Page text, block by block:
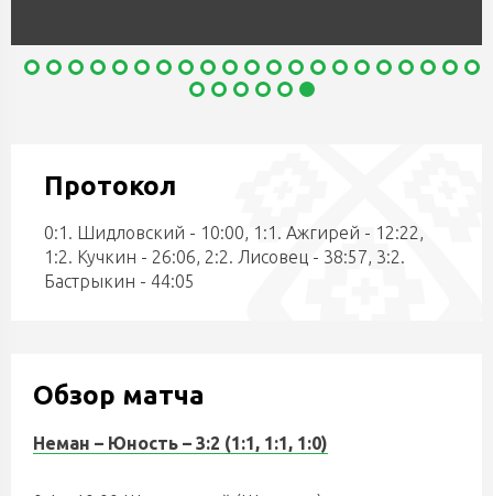
Протокол
0:1. Шидловский - 10:00, 1:1. Ажгирей - 12:22,
1:2. Кучкин - 26:06, 2:2. Лисовец - 38:57, 3:2.
Бастрыкин - 44:05
Обзор матча
Неман – Юность – 3:2 (1:1, 1:1, 1:0)